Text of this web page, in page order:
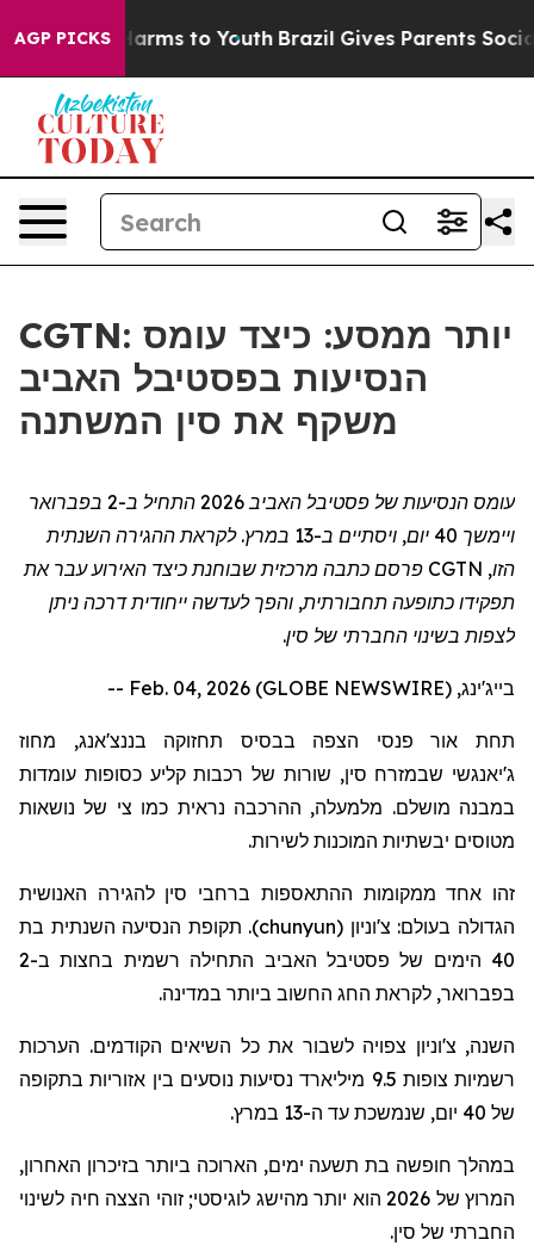
AGP PICKS
Abate Harms to Youth Brazil Gives Parents Social
CGTN: יותר ממסע: כיצד עומס
הנסיעות בפסטיבל האביב
משקף את סין המשתנה
עומס הנסיעות של פסטיבל האביב 2026 ה
תחיל ב-2 בפברואר
ויימשך 40 יום, ויסתיים ב-13 במרץ. לקראת ההגירה השנתית
הזו, CGTN
פרסם כתבה מרכזית שבוחנת כיצד האירוע עבר את
תפקידו כתופעה תחבורתית, והפך לעדשה ייחודית דרכה ניתן
לצפות בשינוי החברתי של סין.
בייג'ינג, Feb. 04, 2026 (GLOBE NEWSWIRE) --
תחת אור פנסי הצפה בבסיס תחזוקה בננצ'אנג, מחוז
ג'יאנגשי שבמזרח סין, שורות של רכבות קליע כסופות עומדות
במבנה מושלם. מלמעלה, ההרכבה נראית כמו צי של נושאות
מטוסים יבשתיות המוכנות לשירות.
זהו אחד ממקומות ההתאספות ברחבי סין להגירה האנושית
הגדולה בעולם: צ'וניון (
chunyun
). תקופת הנסיעה השנתית בת
40 הימים של פסטיבל האביב
התחילה
רשמית בחצות ב-2
בפברואר, לקראת החג החשוב ביותר במדינה.
השנה, צ'וניון צפויה לשבור את כל השיאים הקודמים. הערכות
רשמיות צופות 9.5 מיליארד נסיעות נוסעים בין אזוריות בתקופה
של 40 יום, שנמשכת עד ה-13 במרץ.
במהלך חופשה בת תשעה ימים, הארוכה ביותר בזיכרון האחרון,
המרוץ של 2026 הוא יותר מהישג לוגיסטי;
זוהי הצצה חיה לשינוי
החברתי של סין.